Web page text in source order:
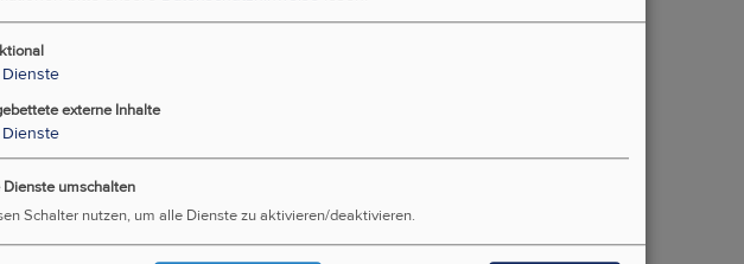
In Wien
Der Diözese Wien
Aller Arbeitsbereiche
Aufgabe Und Demokratie
1517 Bis 2018
Dienste
externe Inhalte
Dienste
umschalten
Schalter nutzen, um alle Dienste zu aktivieren/deaktivieren.